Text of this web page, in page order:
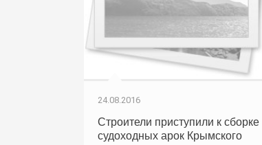
24.08.2016
Строители приступили к сборке
судоходных арок Крымского